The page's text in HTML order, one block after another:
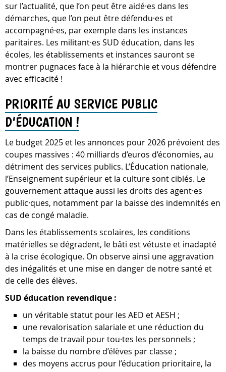
sur l’actualité, que l’on peut être aidé·es dans les
démarches, que l’on peut être défendu·es et
accompagné·es, par exemple dans les instances
paritaires. Les militant·es SUD éducation, dans les
écoles, les établissements et instances sauront se
montrer pugnaces face à la hiérarchie et vous défendre
avec efficacité !
PRIORITÉ AU SERVICE PUBLIC
D’ÉDUCATION !
Le budget 2025 et les annonces pour 2026 prévoient des
coupes massives : 40 milliards d’euros d’économies, au
détriment des services publics. L’Éducation nationale,
l’Enseignement supérieur et la culture sont ciblés. Le
gouvernement attaque aussi les droits des agent·es
public·ques, notamment par la baisse des indemnités en
cas de congé maladie.
Dans les établissements scolaires, les conditions
matérielles se dégradent, le bâti est vétuste et inadapté
à la crise écologique. On observe ainsi une aggravation
des inégalités et une mise en danger de notre santé et
de celle des élèves.
SUD éducation revendique :
un véritable statut pour les AED et AESH ;
une revalorisation salariale et une réduction du
temps de travail pour tou·tes les personnels ;
la baisse du nombre d’élèves par classe ;
des moyens accrus pour l’éducation prioritaire, la